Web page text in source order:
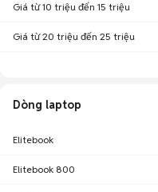
Giá từ 10 triệu đến 15 triệu
Giá từ 20 triệu đến 25 triệu
Dòng laptop
Elitebook
Elitebook 800